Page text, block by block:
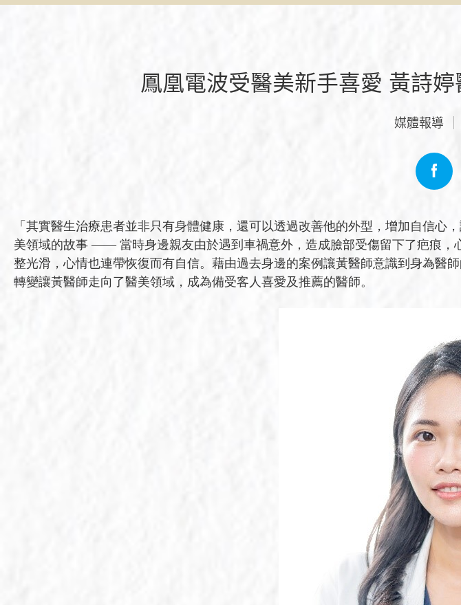
鳳凰電波受醫美新手喜愛 黃詩
媒體報導
「其實醫生治療患者並非只有身體健康，還可以透過改善他的外型，增加自信心
美領域的故事 —— 當時身邊親友由於遇到車禍意外，造成臉部受傷留下了疤痕
整光滑，心情也連帶恢復而有自信。藉由過去身邊的案例讓黃醫師意識到身為醫
轉變讓黃醫師走向了醫美領域，成為備受客人喜愛及推薦的醫師。